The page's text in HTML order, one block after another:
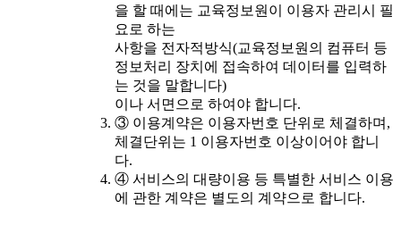
을 할 때에는 교육정보원이 이용자 관리시 필
요로 하는
사항을 전자적방식(교육정보원의 컴퓨터 등
정보처리 장치에 접속하여 데이터를 입력하
는 것을 말합니다)
이나 서면으로 하여야 합니다.
③ 이용계약은 이용자번호 단위로 체결하며,
체결단위는 1 이용자번호 이상이어야 합니
다.
④ 서비스의 대량이용 등 특별한 서비스 이용
에 관한 계약은 별도의 계약으로 합니다.